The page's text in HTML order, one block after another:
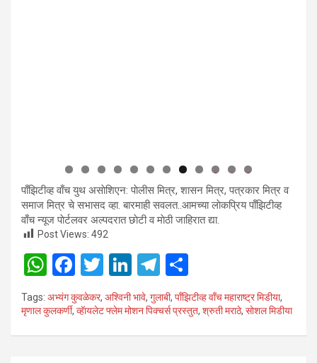
0 1
2
पाँझिटीव्ह वाँच युथ असाेशिएन: पाेलीस मित्र, शासन मित्र, पत्रकार मित्र व
समाज मित्र चे सभासद व्हा. बारमाही सवलत..आमच्या लाेकप्रिय पाँझिटीव्ह
वाँच न्यूज पाेर्टलवर अल्पदरात छाेटी व माेठी जाहिरात द्या.
Post Views: 492
W
h
at
s
F
a
ce
b
T
wi
tt
er
Li
n
ke
dI
T
el
e
gr
h
ar
e
Tags: अभ्यंग कुवळेकर, अश्विनी भावे, गुलाबी, पाँझिटीव्ह वाँच महाराष्ट्र मिडीया,
मृणाल कुलकर्णी, व्हॅायलेट फ्लेम मोशन पिक्चर्स प्रस्तुत, श्रुती मराठे, साेशल मिडीया